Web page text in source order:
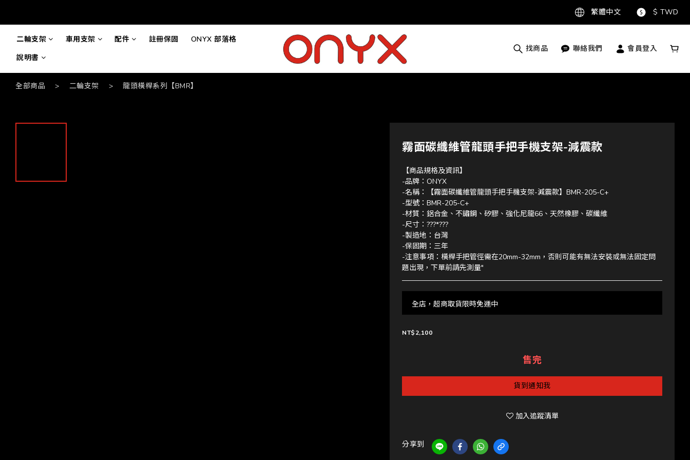
繁體中文 $ TWD
二輪支架 車用支架 配件 註冊保固
ONYX 部落格
說明書
找商品 聯絡我們 會員登入
全部商品 > 二輪支架 > 龍頭橫桿系列【BMR】
霧面碳纖維管龍頭手把手機支架-減震款
【商品規格及資訊】
-品牌：ONYX
-名稱：【霧面碳纖維管龍頭手把手機支架-減震款】BMR-205-C+
-型號：BMR-205-C+
-材質：鋁合金、不鏽鋼、矽膠、強化尼龍66、天然橡膠、碳纖維
-尺寸：???*???
-製造地：台灣
-保固期：三年
-注意事項：橫桿手把管徑需在20mm-32mm，否則可能有無法安裝或無法固定問
題出現，下單前請先測量"
全店，超商取貨限時免運中
NT$2,100
售完
貨到通知我
加入追蹤清單
分享到